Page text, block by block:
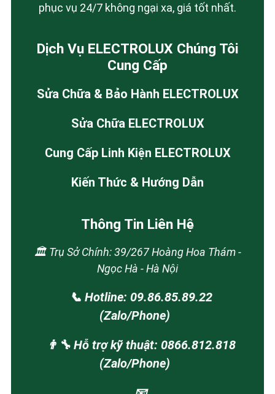
phục vụ 24/7 không ngại xa, giá tốt nhất.
Dịch Vụ ELECTROLUX Chúng Tôi
Cung Cấp
Sửa Chữa & Bảo Hành ELECTROLUX
Sửa Chữa ELECTROLUX
Cung Cấp Linh Kiện ELECTROLUX
Kiến Thức & Hướng Dẫn
Thông Tin Liên Hệ
🏛️ Trụ Sở Chính: 39/267 Hoàng Hoa Thám -
Ngọc Hà - Hà Nội
📞 Hotline: 09.86.85.89.22
(Zalo/Phone)
👨‍🔧 Hỗ trợ kỹ thuật: 0866.812.818
(Zalo/Phone)